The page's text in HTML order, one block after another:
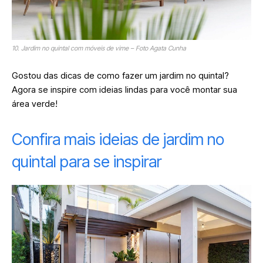
10. Jardim no quintal com móveis de vime – Foto Agata Cunha
Gostou das dicas de como fazer um jardim no quintal?
Agora se inspire com ideias lindas para você montar sua
área verde!
Confira mais ideias de jardim no
quintal para se inspirar